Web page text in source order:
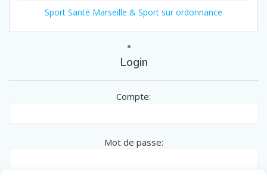
Sport Santé Marseille & Sport sur ordonnance
Login
Compte:
Mot de passe: